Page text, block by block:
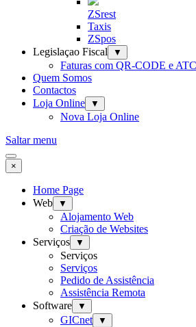
ZSrest
Taxis
ZSpos
Legislaçao Fiscal
▼
Faturas com QR-CODE e
Quem Somos
Contactos
Loja Online
▼
Nova Loja Online
Saltar menu
×
Home Page
Web
▼
Alojamento Web
Criação de Websites
Serviços
▼
Serviços
Serviços
Pedido de Assistência
Assistência Remota
Software
▼
GICnet ▼